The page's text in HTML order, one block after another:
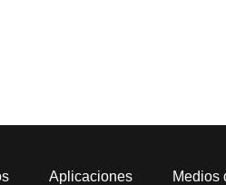
Aplicaciones Medios